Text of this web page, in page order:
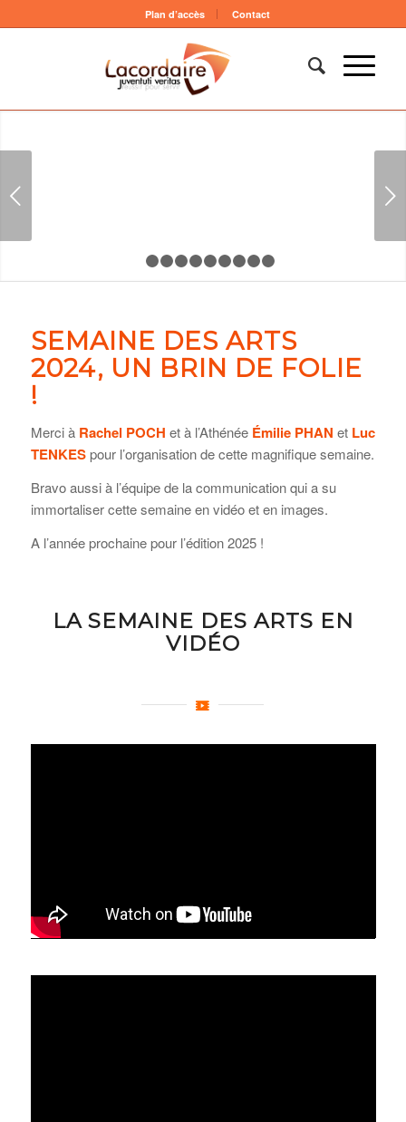
Plan d’accès Contact
1 2 3 4
SEMAINE DES ARTS
2024, UN BRIN DE FOLIE
!
Merci à Rachel POCH et à l’Athénée Émilie PHAN et Luc
TENKESpour l’organisation de cette magnifique semaine.
Bravo aussi à l’équipe de la communication qui a su
immortaliser cette semaine en vidéo et en images.
A l’année prochaine pour l’édition 2025 !
LA SEMAINE DES ARTS EN
VIDÉO